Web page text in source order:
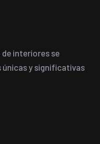
de interiores se
únicas y significativas